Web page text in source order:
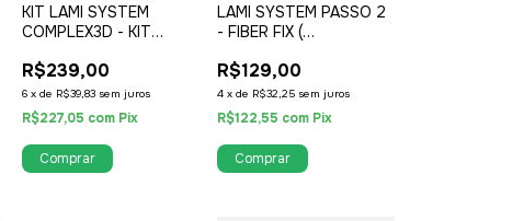
KIT LAMI SYSTEM
COMPLEX3D - KIT
R$239,00
6 xde R$39,83 sem juros
R$227,05 com Pix
LAMI SYSTEM PASSO 2
- FIBER FIX (
RECONSTRUTOR )
R$129,00
4 xde R$32,25 sem juros
R$122,55 com Pix